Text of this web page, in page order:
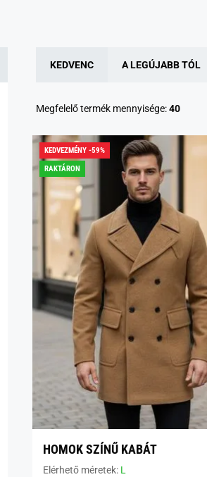
KEDVENC A LEGÚJABB TÓL
Megfelelő termék mennyisége:40
KEDVEZMÉNY -59%
RAKTÁRON
HOMOK SZÍNŰ KABÁT
Elérhető méretek: L